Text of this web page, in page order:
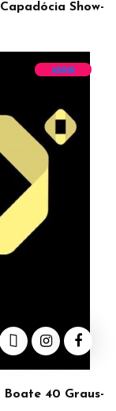
Capadócia Show-
ABRIR
Boate 40 Graus-